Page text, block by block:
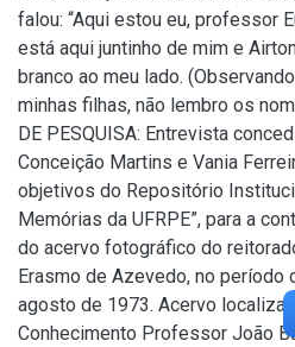
falou: “Aqui estou eu, professor
está aqui juntinho de mim e
branco ao meu lado.
minhas filhas, não lembro os
DE PESQUISA: Entrevista
Conceição Martins e Vania
objetivos do Repositório
Memórias da UFRPE”, para a
do acervo fotográfico do
Erasmo de Azevedo, no período
agosto de 1973. Acervo
Conhecimento Professor João